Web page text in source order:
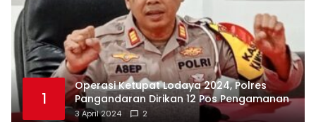
1
Operasi Ketupat Lodaya 2024, Polres
Pangandaran Dirikan 12 Pos Pengamanan
3 April 2024 2